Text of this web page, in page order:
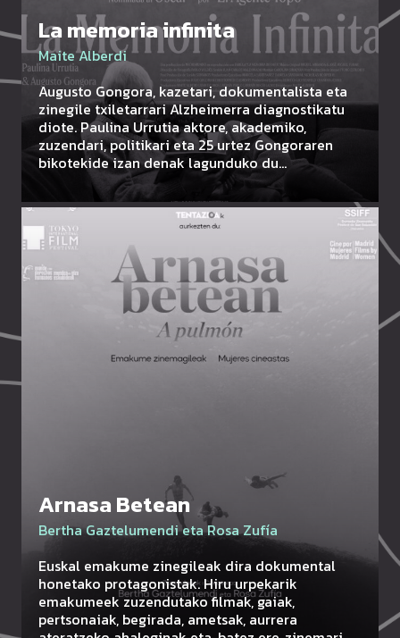
La memoria infinita
Maite Alberdi
Augusto Gongora, kazetari, dokumentalista eta
zinegile txiletarrari Alzheimerra diagnostikatu
diote. Paulina Urrutia aktore, akademiko,
zuzendari, politikari eta 25 urtez Gongoraren
bikotekide izan denak lagunduko du…
Arnasa Betean
Bertha Gaztelumendi eta Rosa Zufía
Euskal emakume zinegileak dira dokumental
honetako protagonistak. Hiru urpekarik
emakumeek zuzendutako filmak, gaiak,
pertsonaiak, begirada, ametsak, aurrera